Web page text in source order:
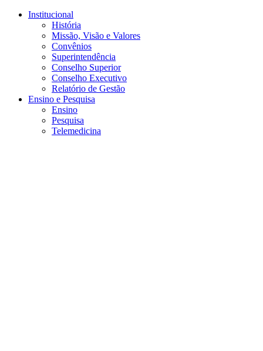
Conteúdo principal
Institucional
História
Missão, Visão e Valores
Convênios
Superintendência
Conselho Superior
Conselho Executivo
Relatório de Gestão
Ensino e Pesquisa
Ensino
Pesquisa
Telemedicina